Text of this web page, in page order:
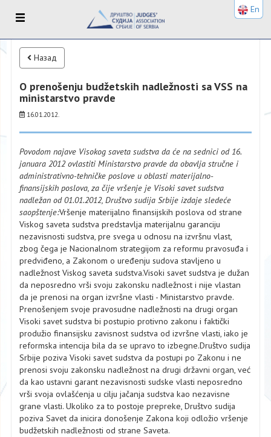
Назад
O prenošenju budžetskih nadležnosti sa VSS na
ministarstvo pravde
16.01.2012.
Povodom najave Visokog saveta sudstva da će na sednici od 16.
januara 2012 ovlastiti Ministarstvo pravde da obavlja stručne i
administrativno-tehničke poslove u oblasti materijalno-
finansijskih poslova, za čije vršenje je Visoki savet sudstva
nadležan od 01.01.2012, Društvo sudija Srbije izdaje sledeće
saopštenje:Vršenje materijalno finansijskih poslova od strane
Viskog saveta sudstva predstavlja materijalnu garanciju
nezavisnosti sudstva, pre svega u odnosu na izvršnu vlast,
zbog čega je Nacionalnom strategijom za reformu pravosuđa i
predviđeno, a Zakonom o uređenju sudova stavljeno u
nadležnost Viskog saveta sudstva.Visoki savet sudstva je dužan
da neposredno vrši svoju zakonsku nadležnost i nije vlastan
da je prenosi na organ izvršne vlasti - Ministarstvo pravde.
Prenošenjem svoje pravosudne nadležnosti na drugi organ
Visoki savet sudstva bi postupio protivno zakonu i faktički
produžio finansijsku zavisnost sudstva od izvršne vlasti, iako je
reformska intencija bila da se upravo to izbegne.Društvo sudija
Srbije poziva Visoki savet sudstva da postupi po Zakonu i ne
prenosi svoju zakonsku nadležnost na drugi državni organ, već
da kao ustavni garant nezavisnosti sudske vlasti neposredno
vrši svoja ovlašćenja u cilju jačanja sudstva kao nezavisne
grane vlasti. Ukoliko za to postoje prepreke, Društvo sudija
poziva Savet da inicira donošenje Zakona koji odložio vršenje
budžetskih nadležnosti od strane Saveta.
En